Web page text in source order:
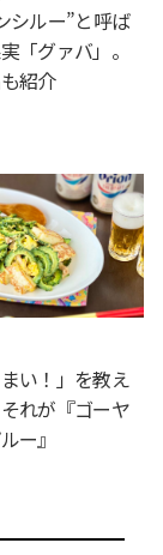
シルー”と呼ば
「グァバ」。
紹介
まい！」を教え
れが『ゴーヤ
ー』